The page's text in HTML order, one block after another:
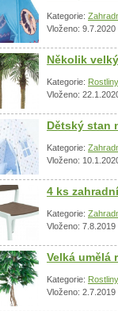
Kategorie:
Vloženo: 9.7.2020
Několik
Kategorie:
Vloženo:
Dětský stan
Kategorie:
Vloženo:
4 ks
Kategorie:
Vloženo: 7.8.2019
Velká umělá
Kategorie:
Vloženo: 2.7.2019